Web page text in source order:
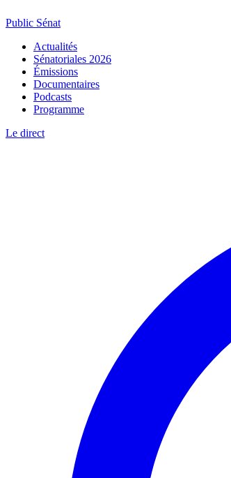
Public Sénat
Actualités
Sénatoriales 2026
Émissions
Documentaires
Podcasts
Programme
Le direct